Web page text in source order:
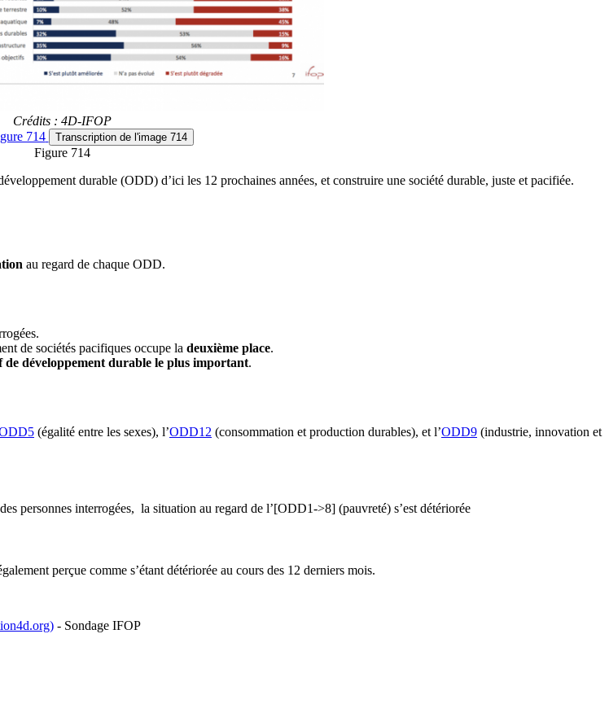
Crédits : 4D-IFOP
714 Transcription de l'image 714
Figure 714
durable (ODD) d’ici les 12 prochaines années, et construire une société durable, juste et pacifiée.
au regard de chaque ODD.
de sociétés pacifiques occupe la deuxième place.
de développement durable le plus important.
(égalité entre les sexes), l’ODD12 (consommation et production durables), et l’ODD9 (industrie, innovation et
personnes interrogées, la situation au regard de l’[ODD1->8] (pauvreté) s’est détériorée
perçue comme s’étant détériorée au cours des 12 derniers mois.
- Sondage IFOP